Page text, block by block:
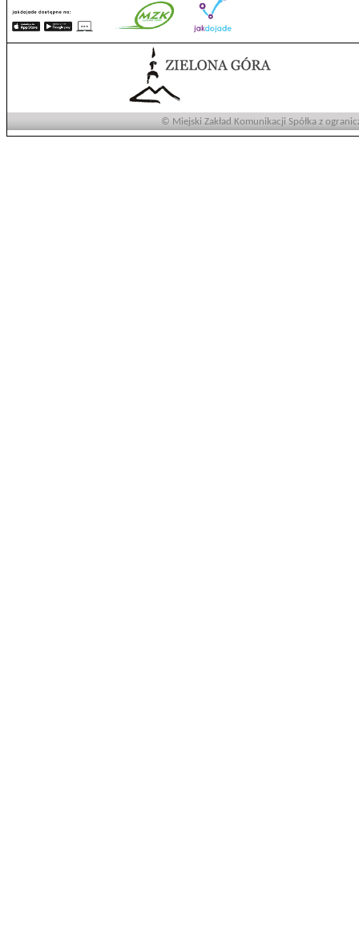
© Miejski Zakład Komunikacji Spółka z